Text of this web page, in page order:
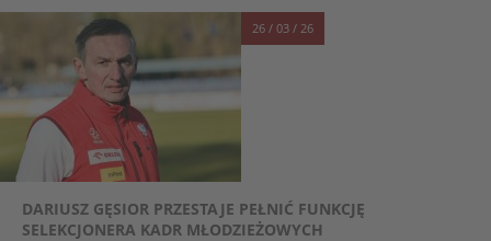
26 / 03 / 26
DARIUSZ GĘSIOR PRZESTAJE PEŁNIĆ FUNKCJĘ
SELEKCJONERA KADR MŁODZIEŻOWYCH